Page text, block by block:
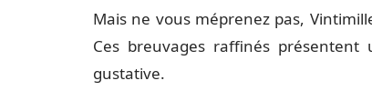
Mais ne vous méprenez pas,
Ces breuvages raffinés
gustative.